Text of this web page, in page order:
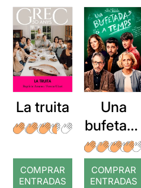
La truita
COMPRAR
ENTRADAS
Una
bufetada
a temps
COMPRAR
ENTRADAS